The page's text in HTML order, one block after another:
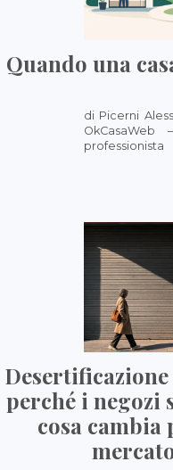
Quando una
di Picerni
OkCasaWeb
professionista
perché i negozi
cosa